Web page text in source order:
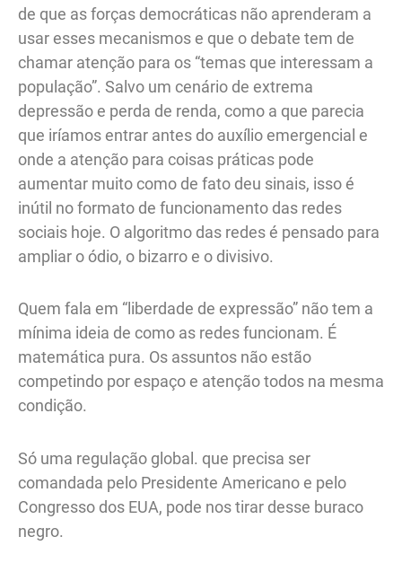
de que as forças democráticas não aprenderam a
usar esses mecanismos e que o debate tem de
chamar atenção para os “temas que interessam a
população”. Salvo um cenário de extrema
depressão e perda de renda, como a que parecia
que iríamos entrar antes do auxílio emergencial e
onde a atenção para coisas práticas pode
aumentar muito como de fato deu sinais, isso é
inútil no formato de funcionamento das redes
sociais hoje. O algoritmo das redes é pensado para
ampliar o ódio, o bizarro e o divisivo.
Quem fala em “liberdade de expressão” não tem a
mínima ideia de como as redes funcionam. É
matemática pura. Os assuntos não estão
competindo por espaço e atenção todos na mesma
condição.
Só uma regulação global. que precisa ser
comandada pelo Presidente Americano e pelo
Congresso dos EUA, pode nos tirar desse buraco
negro.